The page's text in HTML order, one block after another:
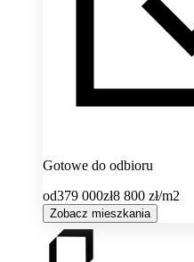
Gotowe do odbioru
od379 000zł8 800 zł/m2
Zobacz mieszkania